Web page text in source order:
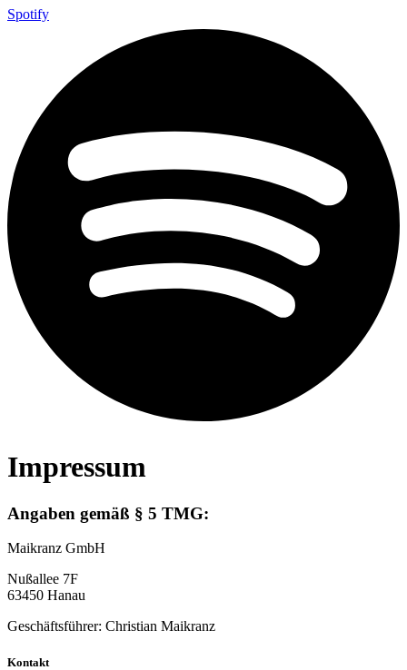
Spotify
Impressum
Angaben gemäß § 5 TMG:
Maikranz GmbH
Nußallee 7F
63450 Hanau
Geschäftsführer: Christian Maikranz
Kontakt